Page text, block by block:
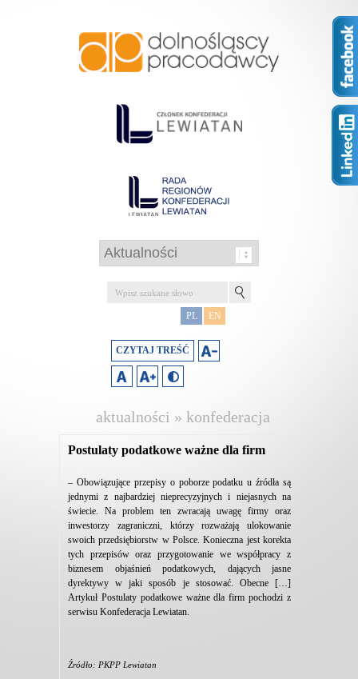
PL EN
CZYTAJ TREŚĆ
aktualności » konfederacja
Postulaty podatkowe ważne dla firm
– Obowiązujące przepisy o poborze podatku u źródła są
jednymi z najbardziej nieprecyzyjnych i niejasnych na
świecie. Na problem ten zwracają uwagę firmy oraz
inwestorzy zagraniczni, którzy rozważają ulokowanie
swoich przedsiębiorstw w Polsce. Konieczna jest korekta
tych przepisów oraz przygotowanie we współpracy z
biznesem objaśnień podatkowych, dających jasne
dyrektywy w jaki sposób je stosować. Obecne […]
Artykuł Postulaty podatkowe ważne dla firm pochodzi z
serwisu Konfederacja Lewiatan.
Źródło: PKPP Lewiatan